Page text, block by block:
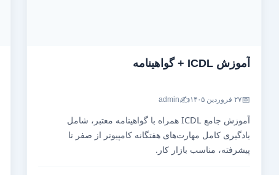
آموزش ICDL + گواهینامه
📅۲۷ فروردین ۱۴۰۵ ✍️
admin
آموزش جامع ICDL همراه با گواهینامه معتبر، شامل
یادگیری کامل مهارت‌های هفتگانه کامپیوتر از صفر تا
پیشرفته، مناسب بازار کار.